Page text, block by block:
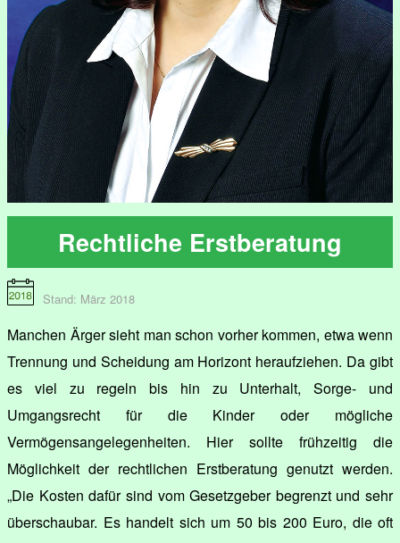
Rechtliche Erstberatung
Stand: März 2018
Manchen Ärger sieht man schon vorher kommen, etwa wenn
Trennung und Scheidung am Horizont heraufziehen. Da gibt
es viel zu regeln bis hin zu Unterhalt, Sorge- und
Umgangsrecht für die Kinder oder mögliche
Vermögensangelegenheiten. Hier sollte frühzeitig die
Möglichkeit der rechtlichen Erstberatung genutzt werden.
„Die Kosten dafür sind vom Gesetzgeber begrenzt und sehr
überschaubar. Es handelt sich um 50 bis 200 Euro, die oft